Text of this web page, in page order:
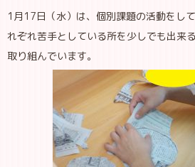
1月17日（水）は、個別課題の活動をし
れぞれ苦手としている所を少しでも出来
取り組んでいます。